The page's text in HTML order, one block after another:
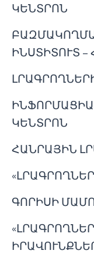
ԿԵՆՏՐՈՆ
ԻՆՍՏԻՏՈՒՏ
ԿԵՆՏՐՈՆ
ՀԱՆՐԱՅԻՆ
ԳՈՐԻՍԻ